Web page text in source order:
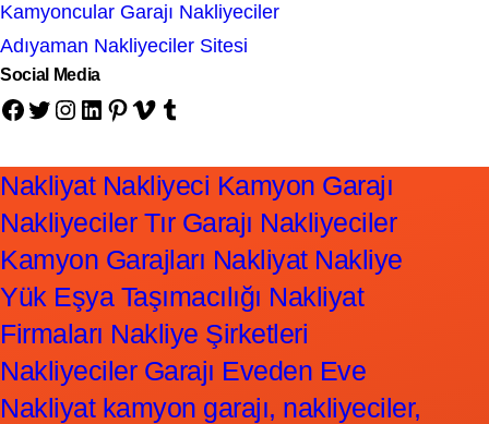
Kamyoncular Garajı Nakliyeciler
Adıyaman Nakliyeciler Sitesi
Social Media
Facebook Twitter Instagram LinkedIn Pinterest Vimeo Tumblr
Nakliyat Nakliyeci Kamyon Garajı
Nakliyeciler Tır Garajı Nakliyeciler
Kamyon Garajları Nakliyat Nakliye
Yük Eşya Taşımacılığı Nakliyat
Firmaları Nakliye Şirketleri
Nakliyeciler Garajı Eveden Eve
Nakliyat kamyon garajı, nakliyeciler,